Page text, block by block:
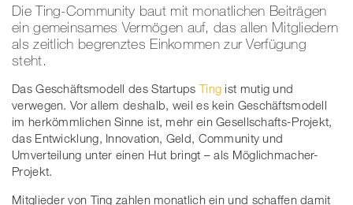
Die Ting-Community baut mit monatlichen Beiträgen
ein gemeinsames Vermögen auf, das allen Mitgliedern
als zeitlich begrenztes Einkommen zur Verfügung
steht.
Das Geschäftsmodell des Startups Ting ist mutig und
verwegen. Vor allem deshalb, weil es kein Geschäftsmodell
im herkömmlichen Sinne ist, mehr ein Gesellschafts-Projekt,
das Entwicklung, Innovation, Geld, Community und
Umverteilung unter einen Hut bringt – als Möglichmacher-
Projekt.
Mitglieder von Ting zahlen monatlich ein und schaffen damit